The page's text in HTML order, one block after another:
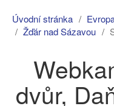
Úvodní stránka
Žďár nad Sázavou
dvůr,